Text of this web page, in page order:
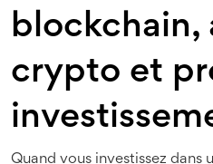
blockchain,
crypto et
Quand vous investissez dans